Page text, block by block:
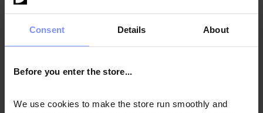
Consent Details About
Before you enter the store...
We use cookies to make the store run smoothly and
použité v prípravku sa navzájom dopĺňajú a majú synergický
Návod na použitie